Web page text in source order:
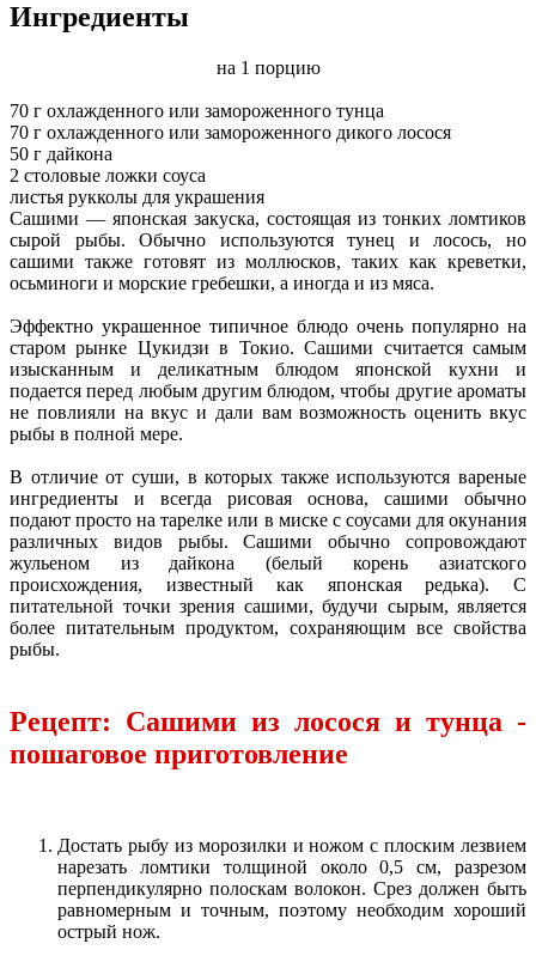
Ингредиенты
на 1 порцию
70 г охлажденного или замороженного тунца
70 г охлажденного или замороженного дикого лосося
50 г дайкона
2 столовые ложки соуса
листья рукколы для украшения
Сашими — японская закуска, состоящая из тонких ломтиков
сырой рыбы. Обычно используются тунец и лосось, но
сашими также готовят из моллюсков, таких как креветки,
осьминоги и морские гребешки, а иногда и из мяса.
Эффектно украшенное типичное блюдо очень популярно на
старом рынке Цукидзи в Токио. Сашими считается самым
изысканным и деликатным блюдом японской кухни и
подается перед любым другим блюдом, чтобы другие ароматы
не повлияли на вкус и дали вам возможность оценить вкус
рыбы в полной мере.
В отличие от суши, в которых также используются вареные
ингредиенты и всегда рисовая основа, сашими обычно
подают просто на тарелке или в миске с соусами для окунания
различных видов рыбы. Сашими обычно сопровождают
жульеном из дайкона (белый корень азиатского
происхождения, известный как японская редька). С
питательной точки зрения сашими, будучи сырым, является
более питательным продуктом, сохраняющим все свойства
рыбы.
Рецепт: Сашими из лосося и тунца -
пошаговое приготовление
Достать рыбу из морозилки и ножом с плоским лезвием
нарезать ломтики толщиной около 0,5 см, разрезом
перпендикулярно полоскам волокон. Срез должен быть
равномерным и точным, поэтому необходим хороший
острый нож.